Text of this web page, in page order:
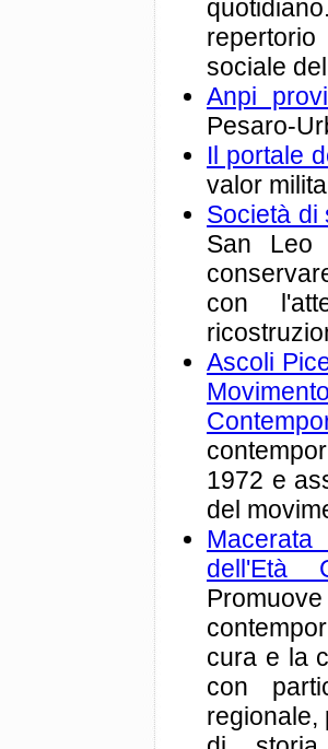
sociale
Anpi
Pesaro-
Il portale
valor
Società di
San
con
Ascoli
1972 e
del
dell'Età
cura e la
con
regionale,